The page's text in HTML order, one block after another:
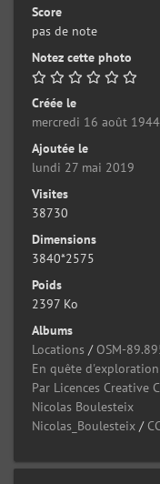
Score
pas de note
Notez cette photo
Créée le
mercredi 16 août 1944
Ajoutée le
lundi 27 mai 2019
Visites
38730
Dimensions
3840*2575
Poids
2397 Ko
Albums
Locations / OSM-
En quête d'exploration
Par Licences Creative
Nicolas Boulesteix
Nicolas_Boulesteix /